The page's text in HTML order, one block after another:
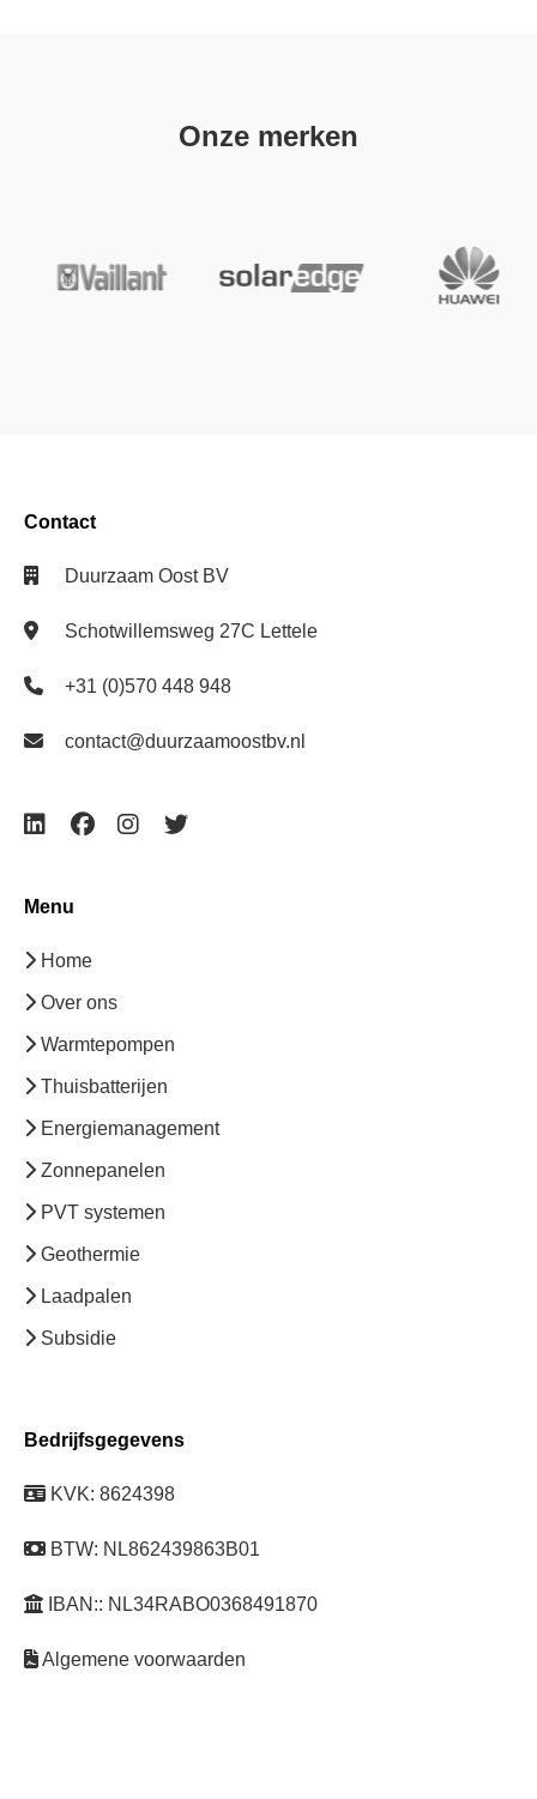
Onze merken
Contact
Duurzaam Oost BV
Schotwillemsweg 27C Lettele
+31 (0)570 448 948
contact@duurzaamoostbv.nl
Menu
Home
Over ons
Warmtepompen
Thuisbatterijen
Energiemanagement
Zonnepanelen
PVT systemen
Geothermie
Laadpalen
Subsidie
Bedrijfsgegevens
KVK: 8624398
BTW: NL862439863B01
IBAN:: NL34RABO0368491870
Algemene voorwaarden